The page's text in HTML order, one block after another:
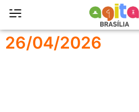
26/04/2026